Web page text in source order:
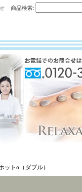
商品検索:
トα（ダブル）